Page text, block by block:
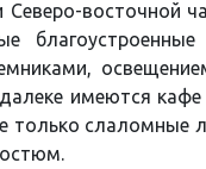
восточной
имеются
только слаломные